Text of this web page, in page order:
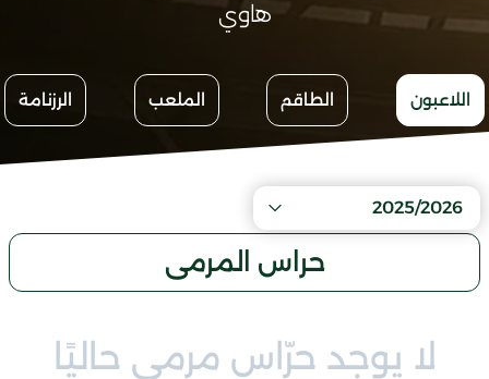
هاوي
اللاعبون الطاقم الملعب الرزنامة
2025/2026
حراس المرمى
لا يوجد حرّاس مرمى حاليًا